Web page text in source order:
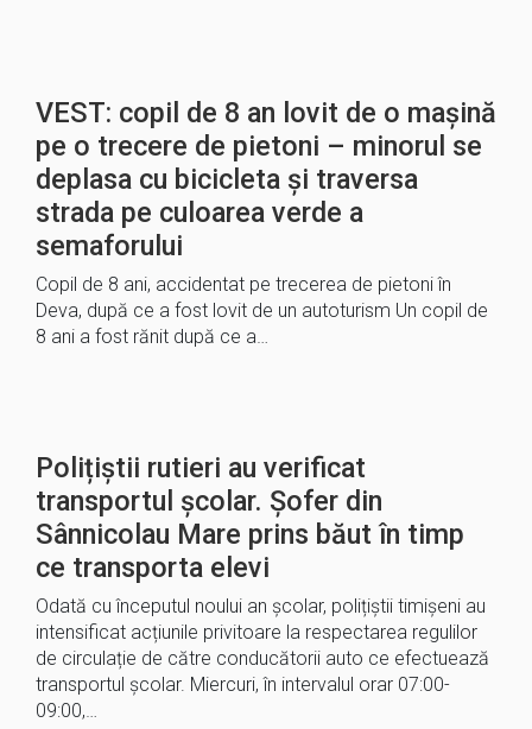
VEST: copil de 8 an lovit de o mașină
pe o trecere de pietoni – minorul se
deplasa cu bicicleta și traversa
strada pe culoarea verde a
semaforului
Copil de 8 ani, accidentat pe trecerea de pietoni în
Deva, după ce a fost lovit de un autoturism Un copil de
8 ani a fost rănit după ce a…
Polițiștii rutieri au verificat
transportul școlar. Șofer din
Sânnicolau Mare prins băut în timp
ce transporta elevi
Odată cu începutul noului an școlar, polițiștii timișeni au
intensificat acțiunile privitoare la respectarea regulilor
de circulație de către conducătorii auto ce efectuează
transportul școlar. Miercuri, în intervalul orar 07:00-
09:00,…